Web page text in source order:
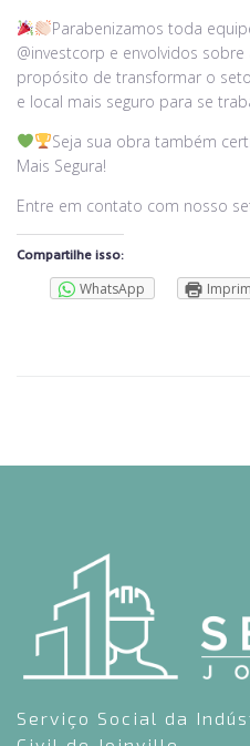
Parabenizamos toda
@investcorp e envolvidos
propósito de transformar o
e local mais seguro para se
Seja sua obra também
Mais Segura!
Entre em contato com nosso
Compartilhe isso:
WhatsApp
Serviço Social da